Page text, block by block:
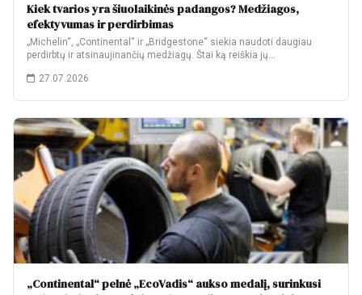
Kiek tvarios yra šiuolaikinės padangos? Medžiagos,
efektyvumas ir perdirbimas
„Michelin“, „Continental“ ir „Bridgestone“ siekia naudoti daugiau
perdirbtų ir atsinaujinančių medžiagų. Štai ką reiškia jų…
27.07.2026
„Continental“ pelnė „EcoVadis“ aukso medalį, surinkusi